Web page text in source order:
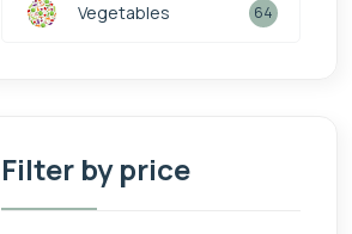
Vegetables 64
Filter by price